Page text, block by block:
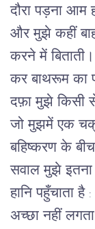
दौरा पड़ना आम
और मुझे कहीं
करने में
कर बाथरूम का
दफ़ा मुझे किसी से
जो मुझमें एक
बहिष्करण के
सवाल मुझे
हानि पहुँचाता
अच्छा नहीं